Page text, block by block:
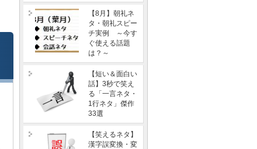
【8月】朝礼ネ
タ・朝礼スピー
チ実例 ～今す
ぐ使える話題
は？～
【短い＆面白い
話】3秒で笑え
る「一言ネタ・
1行ネタ」傑作
33選
【笑えるネタ】
漢字誤変換・変